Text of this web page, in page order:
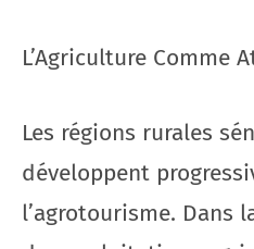
L’Agriculture Comme
Les régions rurales
développent
l’agrotourisme. Dans